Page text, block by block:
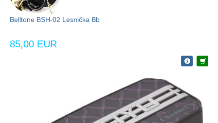
Belltone BSH-02 Lesnička Bb
85,00 EUR